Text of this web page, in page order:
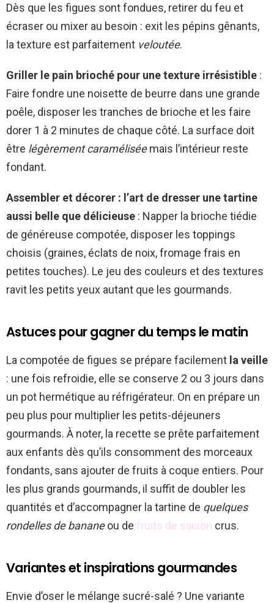
Dès que les figues sont fondues, retirer du feu et
écraser ou mixer au besoin : exit les pépins gênants,
la texture est parfaitement veloutée.
Griller le pain brioché pour une texture irrésistible :
Faire fondre une noisette de beurre dans une grande
poêle, disposer les tranches de brioche et les faire
dorer 1 à 2 minutes de chaque côté. La surface doit
être légèrement caraméliséemais l’intérieur reste
fondant.
Assembler et décorer : l’art de dresser une tartine
aussi belle que délicieuse : Napper la brioche tiédie
de généreuse compotée, disposer les toppings
choisis (graines, éclats de noix, fromage frais en
petites touches). Le jeu des couleurs et des textures
ravit les petits yeux autant que les gourmands.
Astuces pour gagner du temps le matin
La compotée de figues se prépare facilement la veille
: une fois refroidie, elle se conserve 2 ou 3 jours dans
un pot hermétique au réfrigérateur. On en prépare un
peu plus pour multiplier les petits-déjeuners
gourmands. À noter, la recette se prête parfaitement
aux enfants dès qu’ils consomment des morceaux
fondants, sans ajouter de fruits à coque entiers. Pour
les plus grands gourmands, il suffit de doubler les
quantités et d’accompagner la tartine de quelques
rondelles de bananeou de fruits de saison crus.
Variantes et inspirations gourmandes
Envie d’oser le mélange sucré-salé ? Une variante